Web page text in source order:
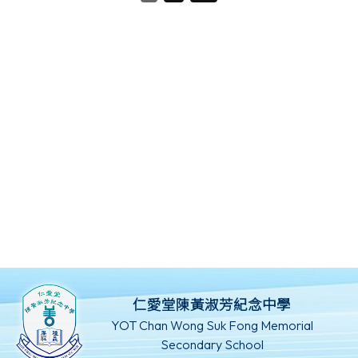
仁愛堂陳黃淑芳紀念中學
YOT Chan Wong Suk Fong Memorial
Secondary School